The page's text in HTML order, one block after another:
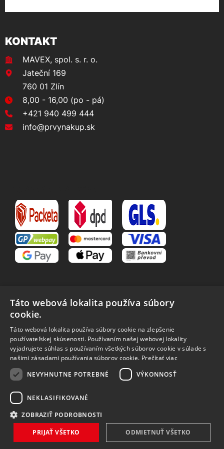
KONTAKT
MAVEX, spol. s. r. o.
Jateční 169
760 01 Zlín
8,00 - 16,00 (po - pá)
+421 940 499 444
info@prvynakup.sk
VŠETKO O NÁKUPE
O nás
Obchodné podmienky
Reklamačný poriadok
Reklamácia
Vrátenie tovaru
Spôsoby dopravy
Spracovanie osobných
údajov
Copyright 2026 MAVEX, spol. s r.o. Všechna práva vyhrazena
Táto webová lokalita používa súbory
cookie.
Táto webová lokalita používa súbory cookie na zlepšenie
používateľskej skúsenosti. Používaním našej webovej lokality
vyjadrujete súhlas s používaním všetkých súborov cookie v súlade s
našimi zásadami používania súborov cookie. Prečítať viac
NEVYHNUTNE POTREBNÉ
VÝKONNOSŤ
NEKLASIFIKOVANÉ
ZOBRAZIŤ PODROBNOSTI
PRIJAŤ VŠETKO ODMIETNUŤ VŠETKO